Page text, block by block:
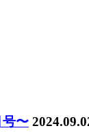
号〜